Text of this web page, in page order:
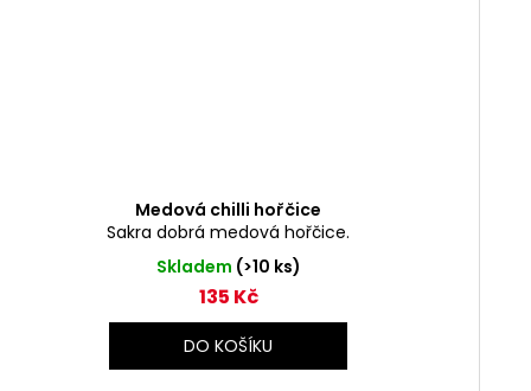
Medová chilli hořčice
Sakra dobrá medová hořčice.
Skladem (>10 ks)
135 Kč
DO KOŠÍKU